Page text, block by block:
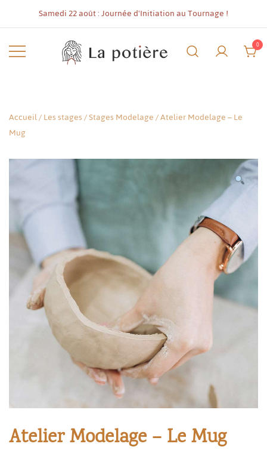
Samedi 22 août : Journée d'Initiation au Tournage !
weekends poterie, bons
0
Accueil/Les stages/Stages Modelage/ Atelier Modelage – Le
Mug
Atelier Modelage – Le Mug